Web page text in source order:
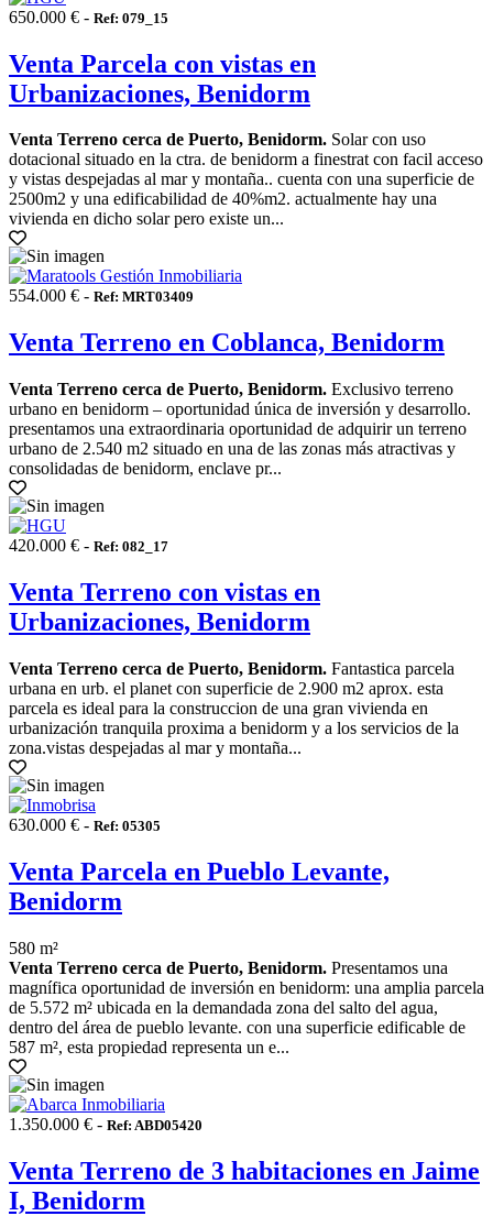
650.000 € - Ref: 079_15
Venta Parcela con vistas en
Urbanizaciones, Benidorm
Venta Terreno cerca de Puerto, Benidorm. Solar con uso
dotacional situado en la ctra. de benidorm a finestrat con facil acceso
y vistas despejadas al mar y montaña.. cuenta con una superficie de
2500m2 y una edificabilidad de 40%m2. actualmente hay una
vivienda en dicho solar pero existe un...
554.000 € - Ref: MRT03409
Venta Terreno en Coblanca, Benidorm
Venta Terreno cerca de Puerto, Benidorm. Exclusivo terreno
urbano en benidorm – oportunidad única de inversión y desarrollo.
presentamos una extraordinaria oportunidad de adquirir un terreno
urbano de 2.540 m2 situado en una de las zonas más atractivas y
consolidadas de benidorm, enclave pr...
420.000 € - Ref: 082_17
Venta Terreno con vistas en
Urbanizaciones, Benidorm
Venta Terreno cerca de Puerto, Benidorm. Fantastica parcela
urbana en urb. el planet con superficie de 2.900 m2 aprox. esta
parcela es ideal para la construccion de una gran vivienda en
urbanización tranquila proxima a benidorm y a los servicios de la
zona.vistas despejadas al mar y montaña...
630.000 € - Ref: 05305
Venta Parcela en Pueblo Levante,
Benidorm
580 m²
Venta Terreno cerca de Puerto, Benidorm. Presentamos una
magnífica oportunidad de inversión en benidorm: una amplia parcela
de 5.572 m² ubicada en la demandada zona del salto del agua,
dentro del área de pueblo levante. con una superficie edificable de
587 m², esta propiedad representa un e...
1.350.000 € - Ref: ABD05420
Venta Terreno de 3 habitaciones en Jaime
I, Benidorm